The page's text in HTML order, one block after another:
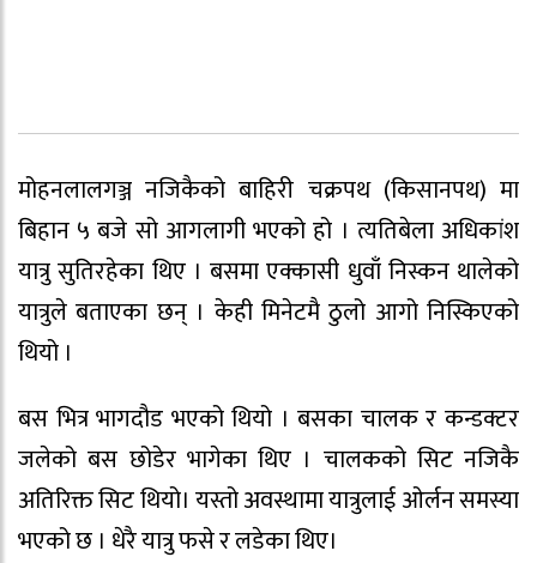
मोहनलालगञ्ज नजिकैको बाहिरी चक्रपथ (किसानपथ) मा
बिहान ५ बजे सो आगलागी भएको हो । त्यतिबेला अधिकांश
यात्रु सुतिरहेका थिए । बसमा एक्कासी धुवाँ निस्कन थालेको
यात्रुले बताएका छन् । केही मिनेटमै ठुलो आगो निस्किएको
थियो ।
बस भित्र भागदौड भएको थियो । बसका चालक र कन्डक्टर
जलेको बस छोडेर भागेका थिए । चालकको सिट नजिकै
अतिरिक्त सिट थियो। यस्तो अवस्थामा यात्रुलाई ओर्लन समस्या
भएको छ । धेरै यात्रु फसे र लडेका थिए।